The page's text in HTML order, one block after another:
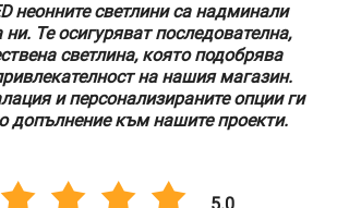
неонните светлини са надминали
Те осигуряват последователна,
светлина, която подобрява
на нашия магазин.
и персонализираните опции ги
допълнение към нашите проекти.